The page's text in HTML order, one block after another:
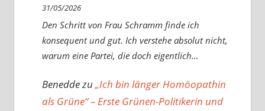
31/05/2026
Den Schritt von Frau Schramm finde ich
konsequent und gut. Ich verstehe absolut nicht,
warum eine Partei, die doch eigentlich…
Beneddezu„Ich bin länger Homöopathin
als Grüne“ – Erste Grünen-Politikerin und